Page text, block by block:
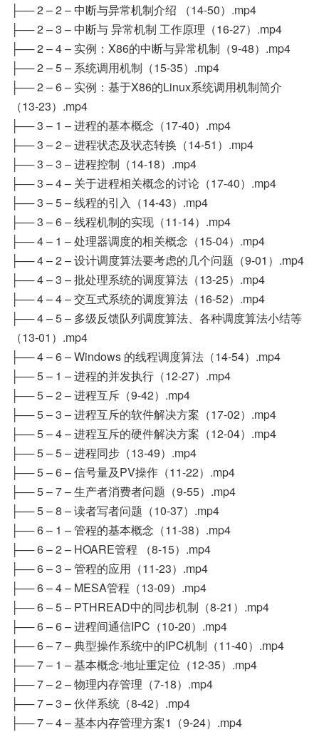
├── 2 – 2 – 中断与异常机制介绍 （14-50）.mp4
├── 2 – 3 – 中断与 异常机制 工作原理（16-27）.mp4
├── 2 – 4 – 实例：X86的中断与异常机制（9-48）.mp4
├── 2 – 5 – 系统调用机制（15-35）.mp4
├── 2 – 6 – 实例：基于X86的Linux系统调用机制简介
（13-23）.mp4
├── 3 – 1 – 进程的基本概念（17-40）.mp4
├── 3 – 2 – 进程状态及状态转换（14-51）.mp4
├── 3 – 3 – 进程控制（14-18）.mp4
├── 3 – 4 – 关于进程相关概念的讨论（17-40）.mp4
├── 3 – 5 – 线程的引入（14-43）.mp4
├── 3 – 6 – 线程机制的实现（11-14）.mp4
├── 4 – 1 – 处理器调度的相关概念（15-04）.mp4
├── 4 – 2 – 设计调度算法要考虑的几个问题（9-01）.mp4
├── 4 – 3 – 批处理系统的调度算法（13-25）.mp4
├── 4 – 4 – 交互式系统的调度算法（16-52）.mp4
├── 4 – 5 – 多级反馈队列调度算法、各种调度算法小结等
（13-01）.mp4
├── 4 – 6 – Windows 的线程调度算法（14-54）.mp4
├── 5 – 1 – 进程的并发执行（12-27）.mp4
├── 5 – 2 – 进程互斥（9-42）.mp4
├── 5 – 3 – 进程互斥的软件解决方案（17-02）.mp4
├── 5 – 4 – 进程互斥的硬件解决方案（12-04）.mp4
├── 5 – 5 – 进程同步（13-49）.mp4
├── 5 – 6 – 信号量及PV操作（11-22）.mp4
├── 5 – 7 – 生产者消费者问题（9-55）.mp4
├── 5 – 8 – 读者写者问题（10-37）.mp4
├── 6 – 1 – 管程的基本概念（11-38）.mp4
├── 6 – 2 – HOARE管程 （8-15）.mp4
├── 6 – 3 – 管程的应用（11-23）.mp4
├── 6 – 4 – MESA管程（13-09）.mp4
├── 6 – 5 – PTHREAD中的同步机制（8-21）.mp4
├── 6 – 6 – 进程间通信IPC（10-20）.mp4
├── 6 – 7 – 典型操作系统中的IPC机制（11-40）.mp4
├── 7 – 1 – 基本概念-地址重定位（12-35）.mp4
├── 7 – 2 – 物理内存管理（7-18）.mp4
├── 7 – 3 – 伙伴系统（8-42）.mp4
├── 7 – 4 – 基本内存管理方案1（9-24）.mp4